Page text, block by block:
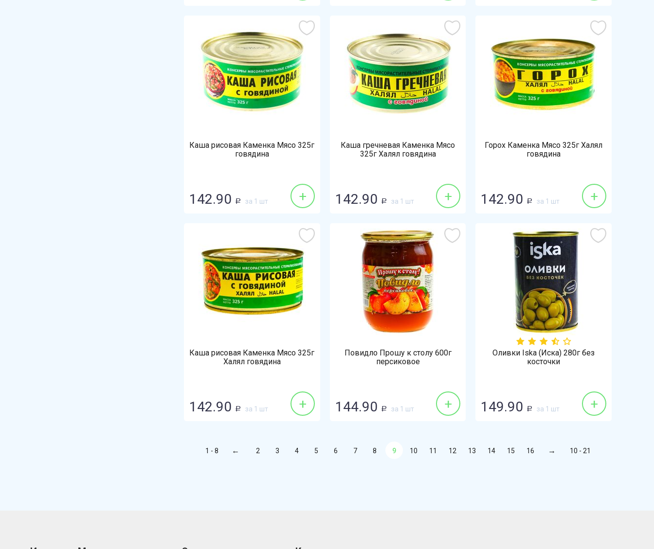
Каша рисовая Каменка Мясо 325г
говядина
142.90 Р за 1 шт +
Каша гречневая Каменка Мясо
325г Халял говядина
142.90 Р за 1 шт +
Горох Каменка Мясо 325г Халял
говядина
142.90 Р за 1 шт +
Каша рисовая Каменка Мясо 325г
Халял говядина
142.90 Р за 1 шт +
Повидло Прошу к столу 600г
персиковое
144.90 Р за 1 шт +
Оливки Iska (Иска) 280г без
косточки
149.90 Р за 1 шт +
1 - 8 2 3 4 5 6 7 8 9 10 11 12 13 14 15 16 10 - 21